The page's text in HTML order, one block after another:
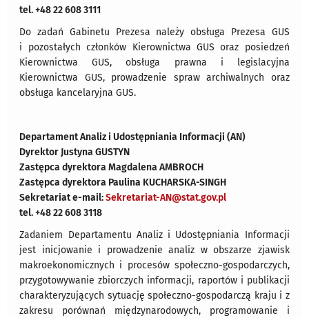
tel. +48 22 608 3111
Do zadań Gabinetu Prezesa należy obsługa Prezesa GUS
i pozostałych członków Kierownictwa GUS oraz posiedzeń
Kierownictwa GUS, obsługa prawna i legislacyjna
Kierownictwa GUS, prowadzenie spraw archiwalnych oraz
obsługa kancelaryjna GUS.
Departament Analiz i Udostępniania Informacji (AN)
Dyrektor Justyna GUSTYN
Zastępca dyrektora Magdalena AMBROCH
Zastępca dyrektora Paulina KUCHARSKA-SINGH
Sekretariat e-mail:Sekretariat-AN@stat.gov.pl
tel. +48 22 608 3118
Zadaniem Departamentu Analiz i Udostępniania Informacji
jest inicjowanie i prowadzenie analiz w obszarze zjawisk
makroekonomicznych i procesów społeczno-gospodarczych,
przygotowywanie zbiorczych informacji, raportów i publikacji
charakteryzujących sytuację społeczno-gospodarczą kraju i z
zakresu porównań międzynarodowych, programowanie i